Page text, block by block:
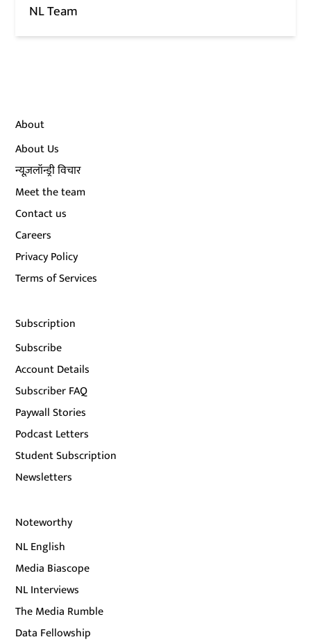
NL Team
About
About Us
न्यूज़लॉन्ड्री विचार
Meet the team
Contact us
Careers
Privacy Policy
Terms of Services
Subscription
Subscribe
Account Details
Subscriber FAQ
Paywall Stories
Podcast Letters
Student Subscription
Newsletters
Noteworthy
NL English
Media Biascope
NL Interviews
The Media Rumble
Data Fellowship